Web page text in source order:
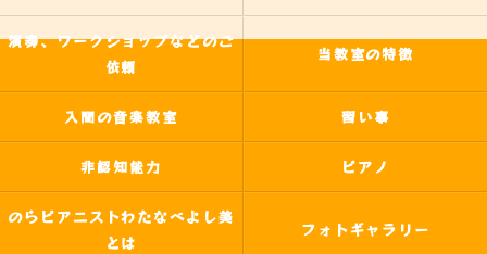
演奏、ワークショップなどのご
依頼
当教室の特徴
入間の音楽教室 習い事
非認知能力 ピアノ
のらピアニストわたなべよし美
とは
フォトギャラリー